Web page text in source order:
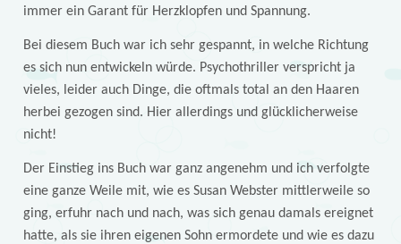
immer ein Garant für Herzklopfen und Spannung.
Bei diesem Buch war ich sehr gespannt, in welche Richtung
es sich nun entwickeln würde. Psychothriller verspricht ja
vieles, leider auch Dinge, die oftmals total an den Haaren
herbei gezogen sind. Hier allerdings und glücklicherweise
nicht!
Der Einstieg ins Buch war ganz angenehm und ich verfolgte
eine ganze Weile mit, wie es Susan Webster mittlerweile so
ging, erfuhr nach und nach, was sich genau damals ereignet
hatte, als sie ihren eigenen Sohn ermordete und wie es dazu